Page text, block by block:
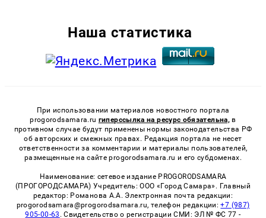
Наша статистика
При использовании материалов новостного портала
progorodsamara.ru гиперссылка на ресурс обязательна, в
противном случае будут применены нормы законодательства РФ
об авторских и смежных правах. Редакция портала не несет
ответственности за комментарии и материалы пользователей,
размещенные на сайте progorodsamara.ru и его субдоменах.
Наименование: сетевое издание PROGORODSAMARA
(ПРОГОРОДСАМАРА) Учредитель: ООО «Город Самара». Главный
редактор: Романова А.А. Электронная почта редакции:
progorodsamara@progorodsamara.ru, телефон редакции:+7 (987)
905-00-63 . Свидетельство о регистрации СМИ: ЭЛ № ФС 77 -